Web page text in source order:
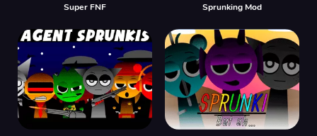
Super FNF Sprunking Mod